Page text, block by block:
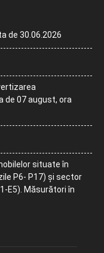
de 30.06.2026
de 07 august, ora
situate în
P6- P17) și sector
E5). Măsurători în